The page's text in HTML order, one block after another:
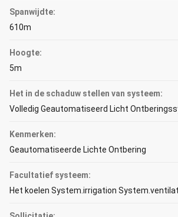
Spanwijdte:
610m
Hoogte:
5m
Het in de schaduw stellen van systeem:
Volledig Geautomatiseerd Licht
Kenmerken:
Geautomatiseerde Lichte Ontbering
Facultatief systeem:
Het koelen System.irrigation